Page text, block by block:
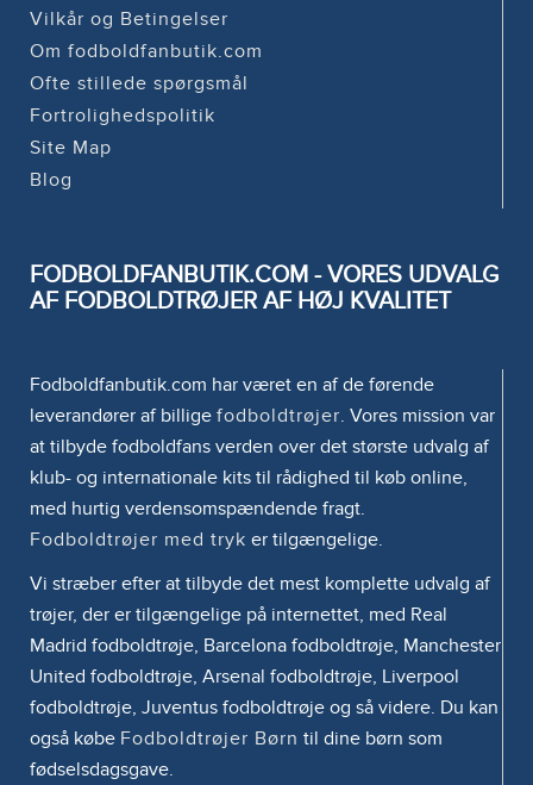
Vilkår og Betingelser
Om fodboldfanbutik.com
Ofte stillede spørgsmål
Fortrolighedspolitik
Site Map
Blog
FODBOLDFANBUTIK.COM - VORES UDVALG
AF FODBOLDTRØJER AF HØJ KVALITET
Fodboldfanbutik.com har været en af de førende
leverandører af billige fodboldtrøjer. Vores mission var
at tilbyde fodboldfans verden over det største udvalg af
klub- og internationale kits til rådighed til køb online,
med hurtig verdensomspændende fragt.
Fodboldtrøjer med tryk er tilgængelige.
Vi stræber efter at tilbyde det mest komplette udvalg af
trøjer, der er tilgængelige på internettet, med Real
Madrid fodboldtrøje, Barcelona fodboldtrøje, Manchester
United fodboldtrøje, Arsenal fodboldtrøje, Liverpool
fodboldtrøje, Juventus fodboldtrøje og så videre. Du kan
også købe Fodboldtrøjer Børn til dine børn som
fødselsdagsgave.